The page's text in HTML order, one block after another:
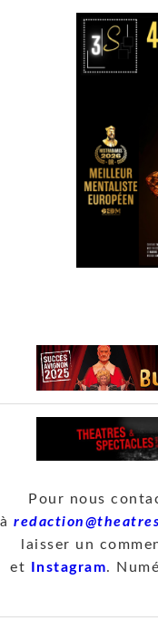
Pour nous
à
laisser un
et Instagram.